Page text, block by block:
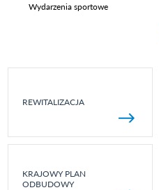
Wydarzenia sportowe
REWITALIZACJA
KRAJOWY PLAN
ODBUDOWY